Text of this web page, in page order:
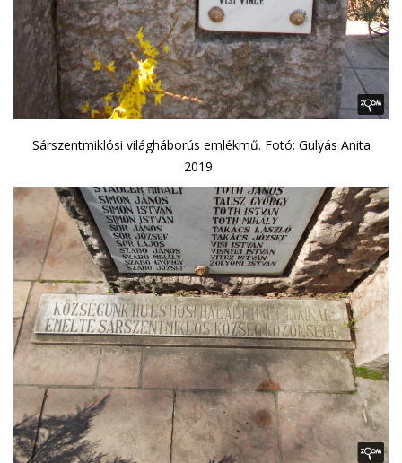
Sárszentmiklósi világháborús emlékmű. Fotó: Gulyás Anita
2019.